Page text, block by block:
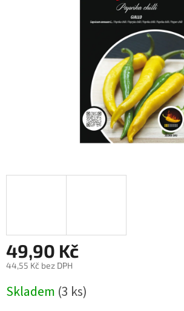
hvězdiček.
49,90 Kč
44,55 Kč bez DPH
cena:
Skladem (3 ks)